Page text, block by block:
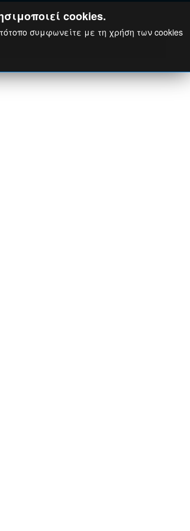
cookies.
συμφωνείτε με τη χρήση των cookies